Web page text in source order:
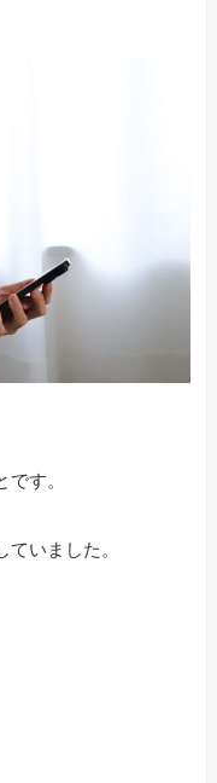
す。
いました。